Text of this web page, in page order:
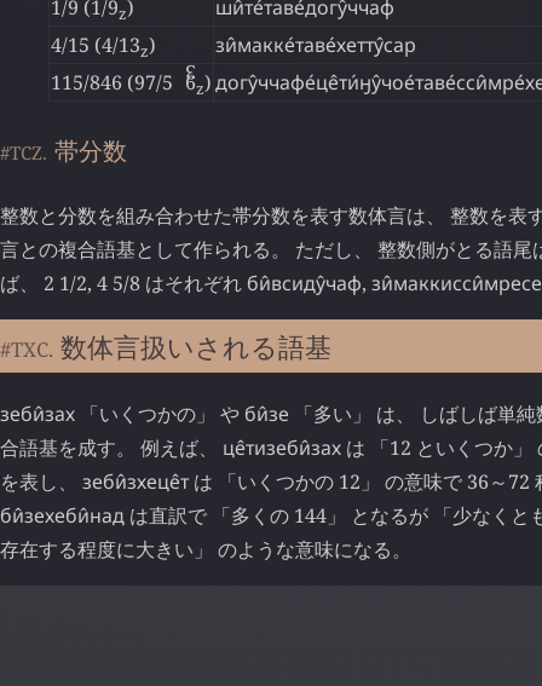
1/9 (1/9z)
ши̂те́таве́догу̂ччаф
4/15 (4/13z)
зи̂макке́таве́хетту̂сар
115/846 (97/5 3
6z)
#TCZ. 帯分数
整数と分数を組み合わせた帯分数を表す数体言は、 整数を表
言との複合語基として作られる。 ただし、 整数側がとる語
ば、 2 1/2, 4 5/8 はそれぞれби̂всиду̂чаф,
#TXC. 数体言扱いされる語基
зеби̂зах 「いくつかの」 やби̂зе 「多い」 は、 しばしば単
合語基を成す。 例えば、 це̂тизеби̂зах は 「12 といくつか」
を表し、 зеби̂зхеце̂т は 「いくつかの 12」 の意味で 36～72
би̂зехеби̂над は直訳で 「多くの 144」 となるが 「少なくと
存在する程度に大きい」 のような意味になる。